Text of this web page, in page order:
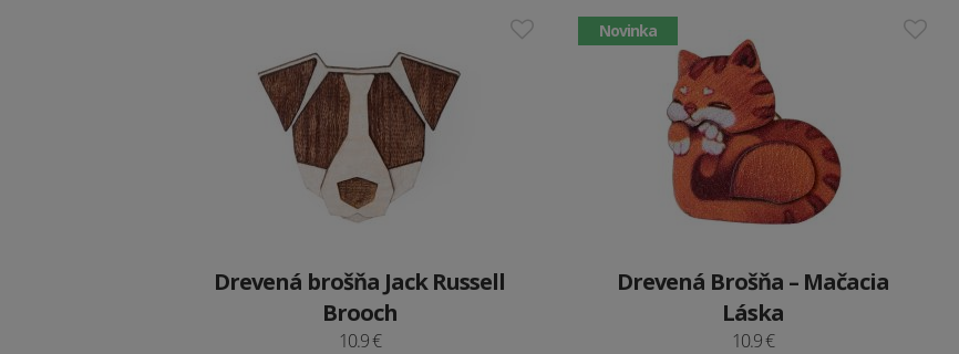
Drevená brošňa Jack Russell
Brooch
10.9 €
Novinka
Drevená Brošňa – Mačacia
Láska
10.9 €